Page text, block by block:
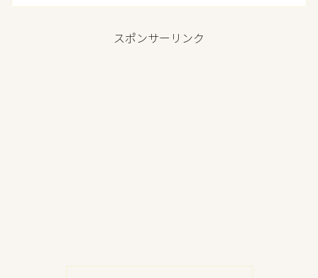
スポンサーリンク